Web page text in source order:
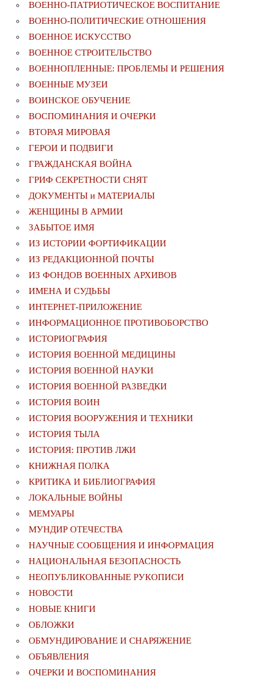
ВОЕННО-ПАТРИОТИЧЕСКОЕ ВОСПИТАНИЕ
ВОЕННО-ПОЛИТИЧЕСКИE ОТНОШЕНИЯ
ВОЕННОЕ ИСКУССТВО
ВОЕННОЕ СТРОИТЕЛЬСТВО
ВОЕННОПЛЕННЫЕ: ПРОБЛЕМЫ И РЕШЕНИЯ
ВОЕННЫЕ МУЗЕИ
ВОИНСКОЕ ОБУЧЕНИЕ
ВОСПОМИНАНИЯ И ОЧЕРКИ
ВТОРАЯ МИРОВАЯ
ГЕРОИ И ПОДВИГИ
ГРАЖДАНСКАЯ ВОЙНА
ГРИФ СЕКРЕТНОСТИ СНЯТ
ДОКУМЕНТЫ и МАТЕРИАЛЫ
ЖЕНЩИНЫ В АРМИИ
ЗАБЫТОЕ ИМЯ
ИЗ ИСТОРИИ ФОРТИФИКАЦИИ
ИЗ РЕДАКЦИОННОЙ ПОЧТЫ
ИЗ ФОНДОВ ВОЕННЫХ АРХИВОВ
ИМЕНА И СУДЬБЫ
ИНТЕРНЕТ-ПРИЛОЖЕНИЕ
ИНФОРМАЦИОННОЕ ПРОТИВОБОРСТВО
ИСТОРИОГРАФИЯ
ИСТОРИЯ ВОЕННОЙ МЕДИЦИНЫ
ИСТОРИЯ ВОЕННОЙ НАУКИ
ИСТОРИЯ ВОЕННОЙ РАЗВЕДКИ
ИСТОРИЯ ВОИН
ИСТОРИЯ ВООРУЖЕНИЯ И ТЕХНИКИ
ИСТОРИЯ ТЫЛА
ИСТОРИЯ: ПРОТИВ ЛЖИ
КНИЖНАЯ ПОЛКА
КРИТИКА И БИБЛИОГРАФИЯ
ЛОКАЛЬНЫЕ ВОЙНЫ
МЕМУАРЫ
МУНДИР ОТЕЧЕСТВА
НАУЧНЫЕ СООБЩЕНИЯ И ИНФОРМАЦИЯ
НАЦИОНАЛЬНАЯ БЕЗОПАСНОСТЬ
НЕОПУБЛИКОВАННЫЕ РУКОПИСИ
НОВОСТИ
НОВЫЕ КНИГИ
ОБЛОЖКИ
ОБМУНДИРОВАНИЕ И СНАРЯЖЕНИЕ
ОБЪЯВЛЕНИЯ
ОЧЕРКИ И ВОСПОМИНАНИЯ